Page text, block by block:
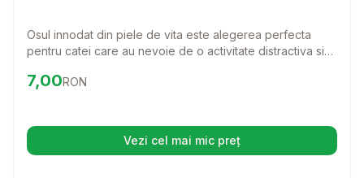
Osul innodat din piele de vita este alegerea perfecta
pentru catei care au nevoie de o activitate distractiva si
si curata dantura cainelui tau, oferindu-i in acelasi timp o
Preț:7.00
7,00RON
Vezi cel mai mic preț(se deschide într-o filă nouă)